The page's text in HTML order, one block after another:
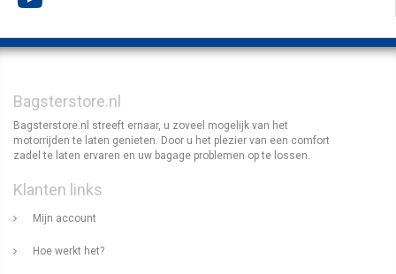
Bagsterstore.nl
Bagsterstore.nl streeft ernaar, u zoveel mogelijk van het
motorrijden te laten genieten. Door u het plezier van een comfort
zadel te laten ervaren en uw bagage problemen op te lossen.
Klanten links
Mijn account
Hoe werkt het?